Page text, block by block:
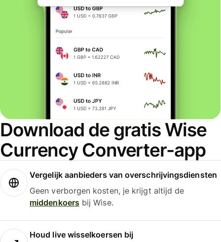
Download de gratis Wise
Currency Converter-app
Vergelijk aanbieders van overschrijvingsdiensten
Geen verborgen kosten, je krijgt altijd de
middenkoersbij Wise.
Houd live wisselkoersen bij